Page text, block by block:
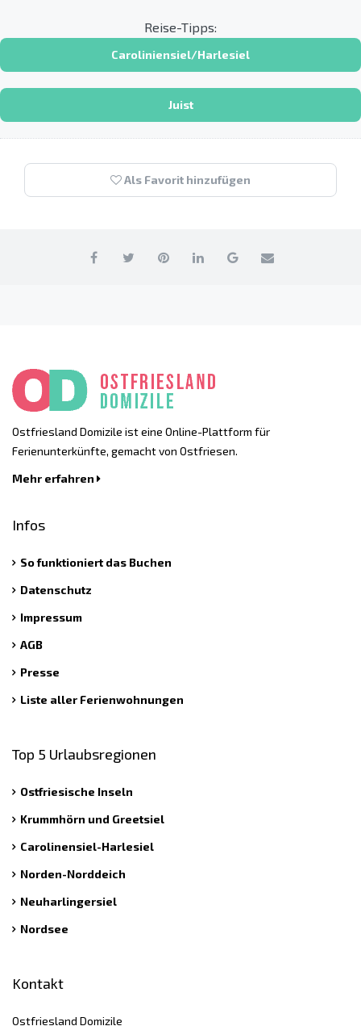
Reise-Tipps:
Caroliniensiel/Harlesiel
Juist
Als Favorit hinzufügen
Ostfriesland Domizile ist eine Online-Plattform für
Ferienunterkünfte, gemacht von Ostfriesen.
Mehr erfahren
Infos
So funktioniert das Buchen
Datenschutz
Impressum
AGB
Presse
Liste aller Ferienwohnungen
Top 5 Urlaubsregionen
Ostfriesische Inseln
Krummhörn und Greetsiel
Carolinensiel-Harlesiel
Norden-Norddeich
Neuharlingersiel
Nordsee
Kontakt
Ostfriesland Domizile